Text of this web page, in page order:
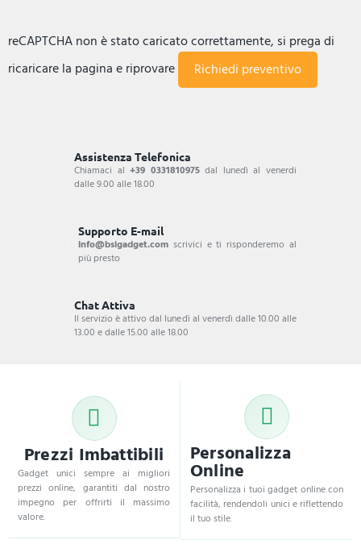
reCAPTCHA non è stato caricato correttamente, si prega di
ricaricare la pagina e riprovare
Assistenza Telefonica
Chiamaci al+39 0331810975dal lunedì al venerdi
dalle 9.00 alle 18.00
Supporto E-mail
info@bsigadget.com scrivici e ti risponderemo al
più presto
Chat Attiva
Il servizio è attivo dal lunedì al venerdì dalle 10.00 alle
13.00 e dalle 15.00 alle 18.00
Prezzi Imbattibili
Gadget unici sempre ai migliori
prezzi online, garantiti dal nostro
impegno per offrirti il massimo
valore.
Personalizza
Online
Personalizza i tuoi gadget online con
facilità, rendendoli unici e riflettendo
il tuo stile.